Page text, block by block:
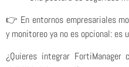
👉 En entornos empresariales
y monitoreo ya no es opcional:
¿Quieres integrar